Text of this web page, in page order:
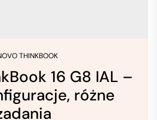
THINKBOOK
16 G8 IAL –
różne